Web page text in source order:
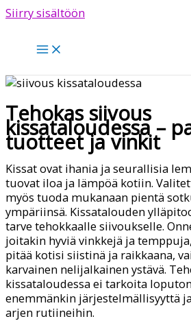
Siirry sisältöön
Tehokas siivous
kissataloudessa –
tuotteet ja vinkit
Kissat ovat ihania ja seurallisia
tuovat iloa ja lämpöä kotiin.
myös tuoda mukanaan pientä
ympäriinsä. Kissatalouden
tarve tehokkaalle siivoukselle.
joitakin hyviä vinkkejä ja
pitää kotisi siistinä ja raikkaana,
karvainen nelijalkainen ystävä.
kissataloudessa ei tarkoita
enemmänkin järjestelmällisyyttä
arjen rutiineihin.